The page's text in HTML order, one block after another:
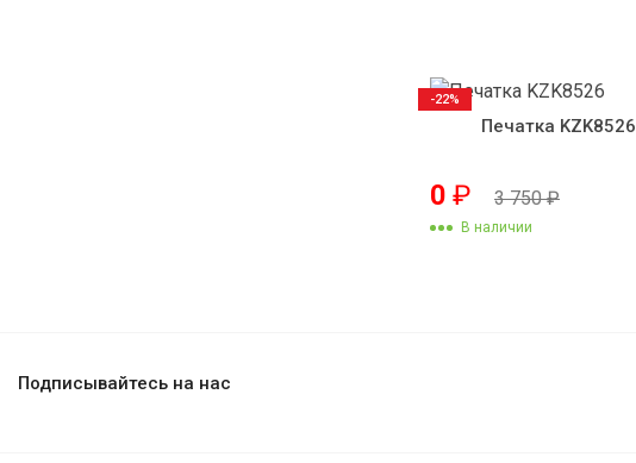
Печатка KZK8526
0 ₽ 3 750₽
В наличии
-22%
Подписывайтесь на нас